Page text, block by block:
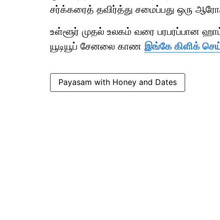
சர்க்கரைத் தவிர்த்து சமைப்பது ஒரு
உள்ளூர் முதல் உலகம் வரை பரபரப்பான
யூடியூப் சேனலை காண இங்கே கிளிக்
Payasam with Honey and Dates